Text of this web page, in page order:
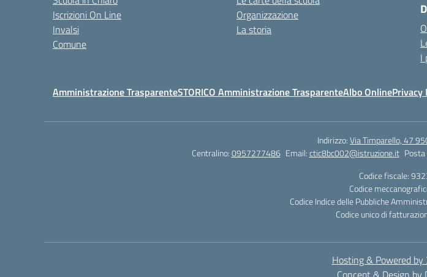
Iscrizioni On Line
Invalsi
Comune
Organizzazione
La storia
I
Amministrazione TrasparenteSTORICO Amministrazione TrasparenteAlbo OnlinePrivacy
Indirizzo:Via Timparello, 47
Centralino:0957277486 Email:ctic8bc002@istruzione.it
Codice fiscale:
Codice
Codice Indice delle Pubbliche
Codice unico di
Hosting & Powered by